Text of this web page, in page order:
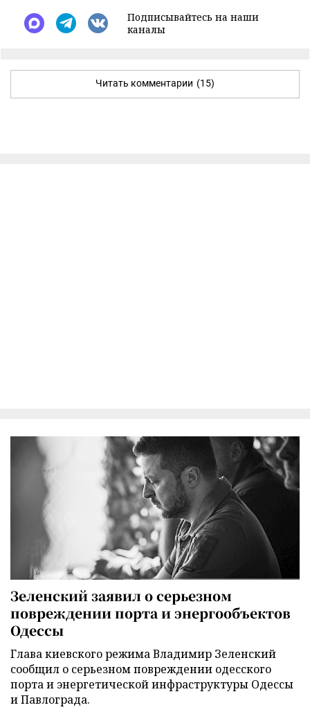
Подписывайтесь на наши
каналы
Читать комментарии (15)
Зеленский заявил о серьезном
повреждении порта и энергообъектов
Одессы
Глава киевского режима Владимир Зеленский
сообщил о серьезном повреждении одесского
порта и энергетической инфраструктуры Одессы
и Павлограда.